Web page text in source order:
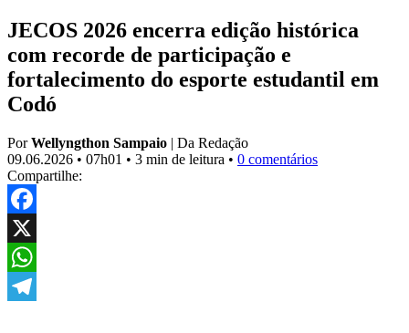
JECOS 2026 encerra edição histórica
com recorde de participação e
fortalecimento do esporte estudantil em
Codó
PorWellyngthon Sampaio | Da Redação
09.06.2026 • 07h01 • 3 min de leitura • 0 comentários
Compartilhe:
Facebook
X
WhatsApp